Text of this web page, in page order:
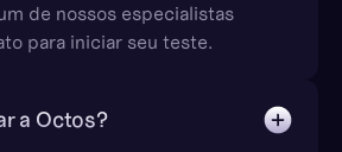
de nossos especialistas
para iniciar seu teste.
a Octos?